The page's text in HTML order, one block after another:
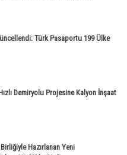
Türk Pasaportu 199 Ülke
Demiryolu Projesine Kalyon İnşaat
Hazırlanan Yeni